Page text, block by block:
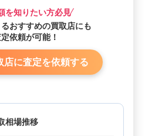
を知りたい方必見
おすすめの買取店にも
依頼が可能！
店に査定を依頼する
相場推移